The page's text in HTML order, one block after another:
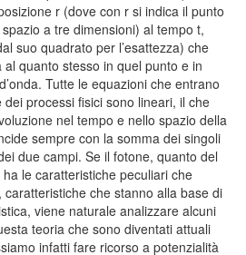
r (dove con r si indica il punto
a tre dimensioni) al tempo t,
suo quadrato per l’esattezza) che
al quanto stesso in quel punto e in
Tutte le equazioni che entrano
processi fisici sono lineari, il che
nel tempo e nello spazio della
sempre con la somma dei singoli
due campi. Se il fotone, quanto del
le caratteristiche peculiari che
che stanno alla base di
viene naturale analizzare alcuni
teoria che sono diventati attuali
infatti fare ricorso a potenzialità